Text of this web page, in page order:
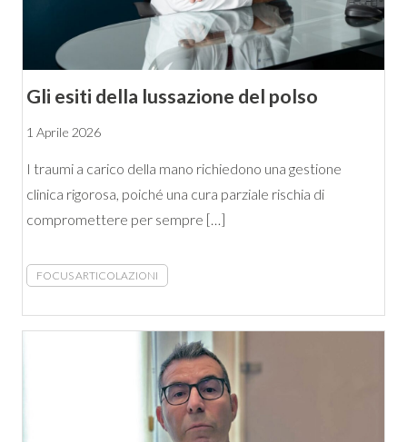
Gli esiti della lussazione del polso
1 Aprile 2026
I traumi a carico della mano richiedono una gestione
clinica rigorosa, poiché una cura parziale rischia di
compromettere per sempre […]
FOCUS ARTICOLAZIONI